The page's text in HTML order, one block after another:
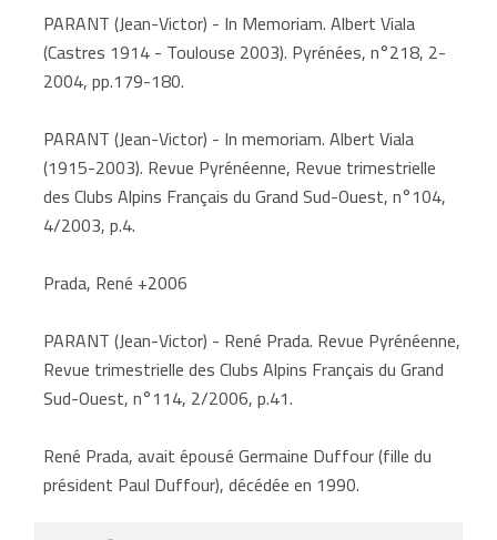
PARANT (Jean-Victor) - In Memoriam. Albert Viala
(Castres 1914 - Toulouse 2003). Pyrénées, n°218, 2-
2004, pp.179-180.
PARANT (Jean-Victor) - In memoriam. Albert Viala
(1915-2003). Revue Pyrénéenne, Revue trimestrielle
des Clubs Alpins Français du Grand Sud-Ouest, n°104,
4/2003, p.4.
Prada, René +2006
PARANT (Jean-Victor) - René Prada. Revue Pyrénéenne,
Revue trimestrielle des Clubs Alpins Français du Grand
Sud-Ouest, n°114, 2/2006, p.41.
René Prada, avait épousé Germaine Duffour (fille du
président Paul Duffour), décédée en 1990.